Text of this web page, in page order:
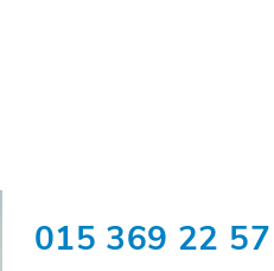
015 369 22 57